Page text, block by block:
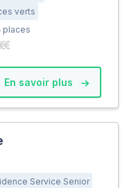
verts
places
En savoir plus
Service Senior